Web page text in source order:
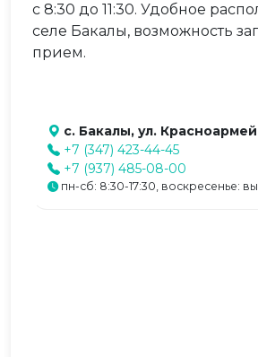
с 8:30 до 11:30. Удобное
селе Бакалы, возможность
прием.
с. Бакалы, ул.
+7 (347) 423-44-45
+7 (937) 485-08-00
пн-сб: 8:30-17:30, воскресенье: